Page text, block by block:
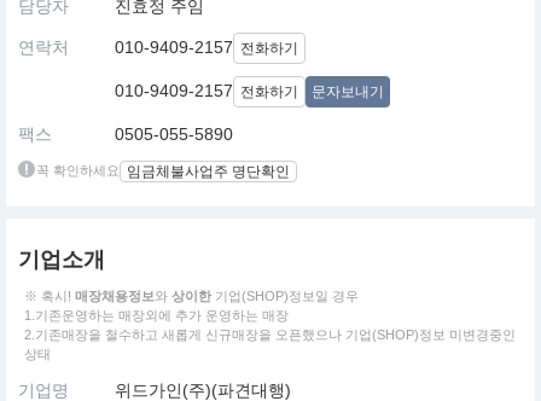
담당자 진효정 주임
연락처 010-9409-2157 전화하기
010-9409-2157 전화하기 문자보내기
팩스 0505-055-5890
꼭 확인하세요 임금체불사업주 명단확인
기업소개
※ 혹시! 매장채용정보와 상이한 기업(SHOP)정보일 경우
1.기존운영하는 매장외에 추가 운영하는 매장
2.기존매장을 철수하고 새롭게 신규매장을 오픈했으나 기업(SHOP)정보 미변경중인
상태
기업명 위드가인(주)(파견대행)